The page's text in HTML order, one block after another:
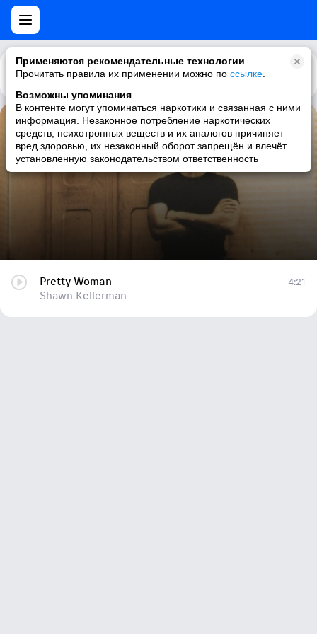
Применяются рекомендательные технологии
Прочитать правила их применении можно по ссылке
Возможны упоминания
В контенте могут упоминаться наркотики и связанная с ними
информация. Незаконное потребление наркотических
средств, психотропных веществ и их аналогов причиняет
вред здоровью, их незаконный оборот запрещён и влечёт
установленную законодательством ответственность
Каталог Рекомендации
Pretty Woman
Shawn Kellerman
Pretty Woman
Shawn Kellerman
4:21